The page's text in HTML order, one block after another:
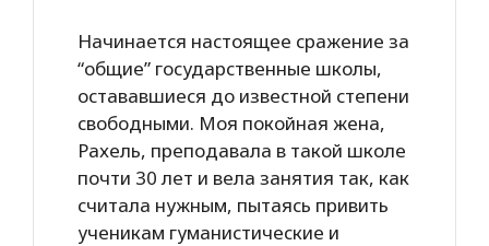
Начинается настоящее сражение за
“общие” государственные школы,
остававшиеся до известной степени
свободными. Моя покойная жена,
Рахель, преподавала в такой школе
почти 30 лет и вела занятия так, как
считала нужным, пытаясь привить
ученикам гуманистические и